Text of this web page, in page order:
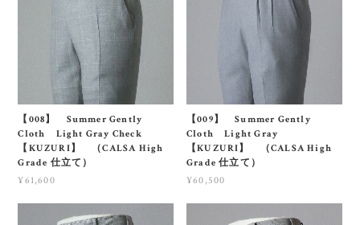
【008】 Summer Gently
Cloth Light Gray Check
【KUZURI】 （CALSA High
Grade 仕立て）
¥61,600
【009】 Summer Gently
Cloth Light Gray
【KUZURI】 （CALSA High
Grade 仕立て）
¥60,500